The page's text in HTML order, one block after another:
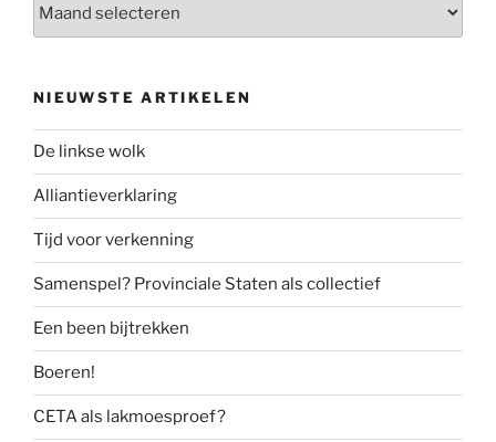
NIEUWSTE ARTIKELEN
De linkse wolk
Alliantieverklaring
Tijd voor verkenning
Samenspel? Provinciale Staten als collectief
Een been bijtrekken
Boeren!
CETA als lakmoesproef?